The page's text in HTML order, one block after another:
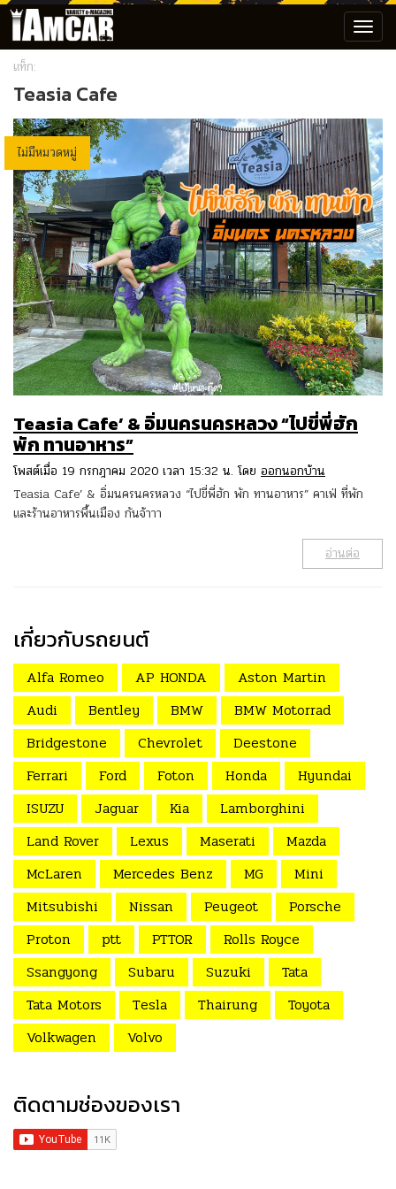
แท็ก:
Teasia Cafe
ไม่มีหมวดหมู่
Teasia Cafe’ & อิ่มนครนครหลวง “ไปขี่พี่ฮัก
พัก ทานอาหาร”
โพสต์เมื่อ 19 กรกฎาคม 2020 เวลา 15:32 น. โดย ออกนอกบ้าน
Teasia Cafe’ & อิ่มนครนครหลวง “ไปขี่พี่ฮัก พัก ทานอาหาร” คาเฟ่ ที่พัก
และร้านอาหารพื้นเมือง กันจ้าาา
อ่านต่อ
เกี่ยวกับรถยนต์
Alfa Romeo AP HONDA
Aston Martin
Audi
Bentley BMW
BMW Motorrad
Bridgestone
Chevrolet
Deestone
Ferrari
Ford Foton Honda
Hyundai
ISUZU
Jaguar Kia
Lamborghini
Land Rover
Lexus Maserati
Mazda
McLaren
Mercedes Benz MG
Mini
Mitsubishi
Nissan Peugeot
Porsche
Proton
ptt PTTOR
Rolls Royce
Ssangyong
Subaru Suzuki
Tata
Tata Motors
Tesla Thairung
Toyota
Volkwagen
Volvo
ติดตามช่องของเรา